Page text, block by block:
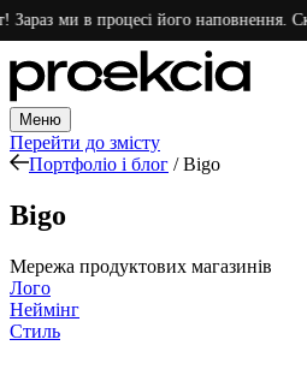
в процесі його наповнення. Скоро
Меню
Перейти до змісту
Портфоліо і блог / Bigo
Bigo
Мережа продуктових магазинів
Лого
Неймінг
Стиль